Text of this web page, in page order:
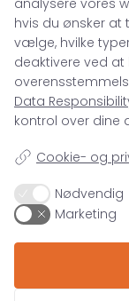
Server-Side
71 99 26 04
Paid Social
Paid Search
VIDEN
hvis du ønsker at
vælge, hvilke
deaktivere ved at
Data
kontrol over dine
Cookie- og
Nødvendig
Marketing